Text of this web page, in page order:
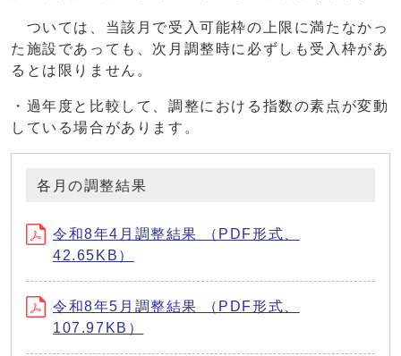
ついては、当該月で受入可能枠の上限に満たなかっ
た施設であっても、次月調整時に必ずしも受入枠があ
るとは限りません。
・過年度と比較して、調整における指数の素点が変動
している場合があります。
各月の調整結果
令和8年4月調整結果 （PDF形式、
42.65KB）
令和8年5月調整結果 （PDF形式、
107.97KB）